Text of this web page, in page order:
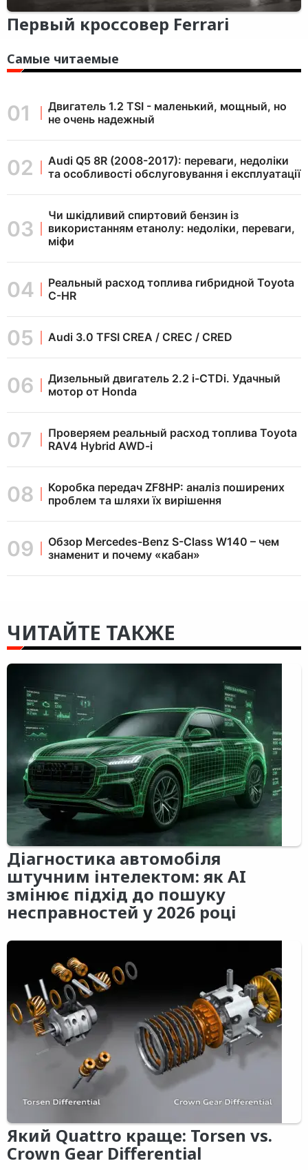
Первый кроссовер Ferrari
Самые читаемые
Двигатель 1.2 TSI - маленький, мощный, но
не очень надежный
Audi Q5 8R (2008-2017): переваги, недоліки
та особливості обслуговування і експлуатації
Чи шкідливий спиртовий бензин із
використанням етанолу: недоліки, переваги,
міфи
Реальный расход топлива гибридной Toyota
C-HR
Audi 3.0 TFSI CREA / CREC / CRED
Дизельный двигатель 2.2 i-CTDi. Удачный
мотор от Honda
Проверяем реальный расход топлива Toyota
RAV4 Hybrid AWD-i
Коробка передач ZF8HP: аналіз поширених
проблем та шляхи їх вирішення
Обзор Mercedes-Benz S-Class W140 – чем
знаменит и почему «кабан»
ЧИТАЙТЕ ТАКЖЕ
Діагностика автомобіля
штучним інтелектом: як AI
змінює підхід до пошуку
несправностей у 2026 році
Який Quattro краще: Torsen vs.
Crown Gear Differential